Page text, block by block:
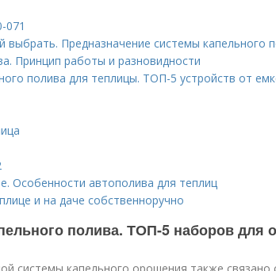
071
выбрать. Предназначение системы капельного
Принцип работы и разновидности
полива для теплицы. ТОП-5 устройств от
Особенности автополива для теплиц
и на даче собственноручно
полива. ТОП-5 наборов для